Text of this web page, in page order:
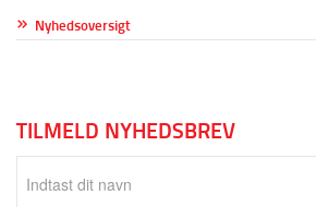
Nyhedsoversigt
TILMELD NYHEDSBREV